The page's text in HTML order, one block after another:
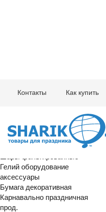
Контакты Как купить
Расширенный поиск
Шары латексные
Гелий оборудование
аксессуары
Бумага декоративная
Карнавально праздничная
прод.